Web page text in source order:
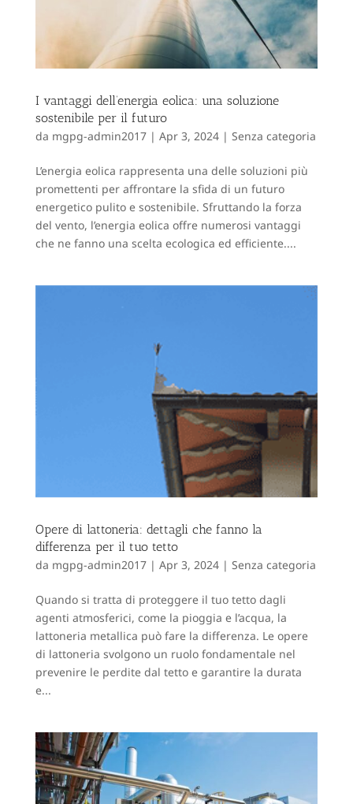
I vantaggi dell’energia eolica: una soluzione
sostenibile per il futuro
da mgpg-admin2017| Apr 3, 2024| Senza categoria
L’energia eolica rappresenta una delle soluzioni più
promettenti per affrontare la sfida di un futuro
energetico pulito e sostenibile. Sfruttando la forza
del vento, l’energia eolica offre numerosi vantaggi
che ne fanno una scelta ecologica ed efficiente....
Opere di lattoneria: dettagli che fanno la
differenza per il tuo tetto
da mgpg-admin2017| Apr 3, 2024| Senza categoria
Quando si tratta di proteggere il tuo tetto dagli
agenti atmosferici, come la pioggia e l’acqua, la
lattoneria metallica può fare la differenza. Le opere
di lattoneria svolgono un ruolo fondamentale nel
prevenire le perdite dal tetto e garantire la durata
e...